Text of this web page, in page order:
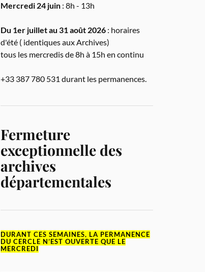
Mercredi 24 juin : 8h - 13h
Du 1er juillet au 31 août 2026 : horaires
d'été ( identiques aux Archives)
tous les mercredis de 8h à 15h en continu
+33 387 780 531 durant les permanences.
Fermeture
exceptionnelle des
archives
départementales
DURANT CES SEMAINES, LA PERMANENCE
DU CERCLE N’EST OUVERTE QUE LE
MERCREDI